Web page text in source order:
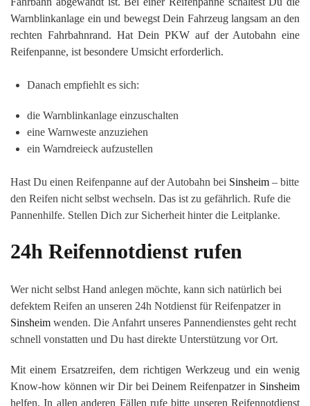
Warnblinkanlage ein und bewegst Dein Fahrzeug langsam an den
rechten Fahrbahnrand. Hat Dein PKW auf der Autobahn eine
Reifenpanne, ist besondere Umsicht erforderlich.
Danach empfiehlt es sich:
die Warnblinkanlage einzuschalten
eine Warnweste anzuziehen
ein Warndreieck aufzustellen
Hast Du einen Reifenpanne auf der Autobahn bei Sinsheim – bitte
den Reifen nicht selbst wechseln. Das ist zu gefährlich. Rufe die
Pannenhilfe. Stellen Dich zur Sicherheit hinter die Leitplanke.
24h Reifennotdienst rufen
Wer nicht selbst Hand anlegen möchte, kann sich natürlich bei
defektem Reifen an unseren 24h Notdienst für Reifenpatzer in
Sinsheim wenden. Die Anfahrt unseres Pannendienstes geht recht
schnell vonstatten und Du hast direkte Unterstützung vor Ort.
Mit einem Ersatzreifen, dem richtigen Werkzeug und ein wenig
Know-how können wir Dir bei Deinem Reifenpatzer in Sinsheim
helfen. In allen anderen Fällen rufe bitte unseren Reifennotdienst